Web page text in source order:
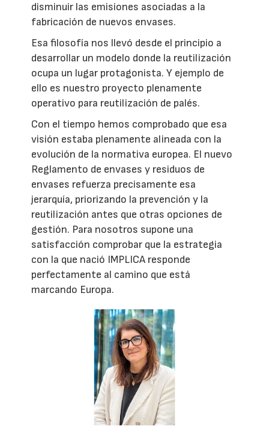
disminuir las emisiones asociadas a la
fabricación de nuevos envases.
Esa filosofía nos llevó desde el principio a
desarrollar un modelo donde la reutilización
ocupa un lugar protagonista. Y ejemplo de
ello es nuestro proyecto plenamente
operativo para reutilización de palés.
Con el tiempo hemos comprobado que esa
visión estaba plenamente alineada con la
evolución de la normativa europea. El nuevo
Reglamento de envases y residuos de
envases refuerza precisamente esa
jerarquía, priorizando la prevención y la
reutilización antes que otras opciones de
gestión. Para nosotros supone una
satisfacción comprobar que la estrategia
con la que nació IMPLICA responde
perfectamente al camino que está
marcando Europa.